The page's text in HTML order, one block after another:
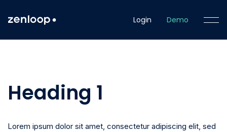
Login Demo
Heading 1
Lorem ipsum dolor sit amet, consectetur adipiscing elit, sed